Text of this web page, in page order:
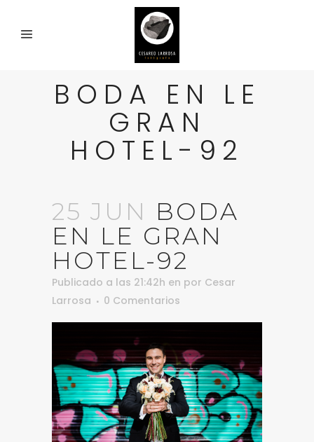
BODA EN LE
GRAN
HOTEL-92
25 JUN BODA
EN LE GRAN
HOTEL-92
Publicado a las 21:42h en por Cesar
Larrosa
0 Comentarios